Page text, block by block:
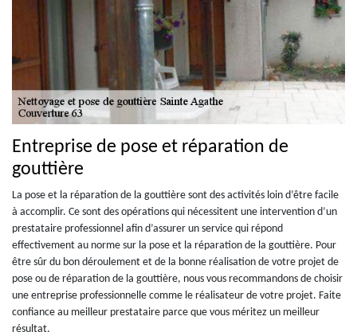
Entreprise de pose et réparation de
gouttière
La pose et la réparation de la gouttière sont des activités loin d’être facile
à accomplir. Ce sont des opérations qui nécessitent une intervention d’un
prestataire professionnel afin d’assurer un service qui répond
effectivement au norme sur la pose et la réparation de la gouttière. Pour
être sûr du bon déroulement et de la bonne réalisation de votre projet de
pose ou de réparation de la gouttière, nous vous recommandons de choisir
une entreprise professionnelle comme le réalisateur de votre projet. Faite
confiance au meilleur prestataire parce que vous méritez un meilleur
résultat.